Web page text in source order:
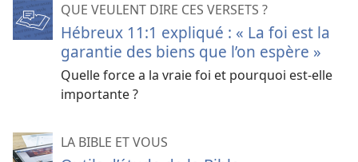
QUE VEULENT DIRE CES VERSETS ?
Hébreux 11:1 expliqué : « La foi est la
garantie des biens que l’on espère »
Quelle force a la vraie foi et pourquoi est-​elle
importante ?
LA BIBLE ET VOUS